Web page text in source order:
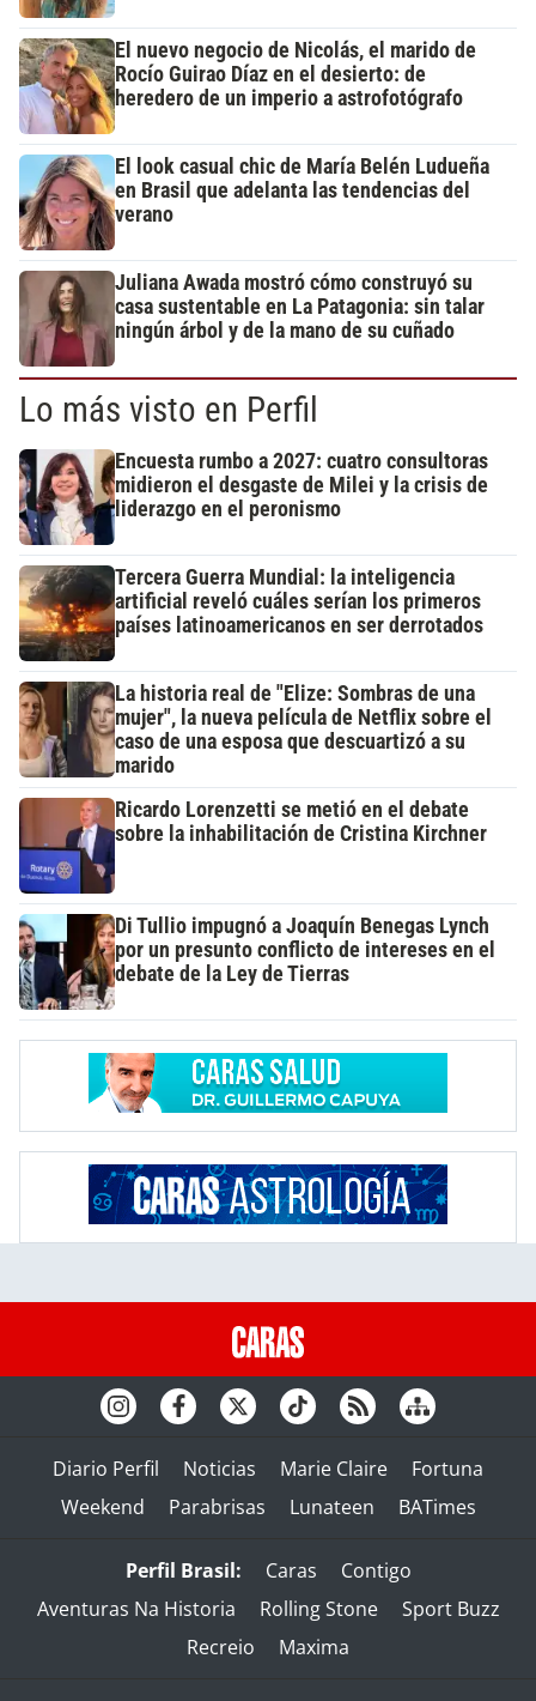
El nuevo negocio de Nicolás, el marido de
Rocío Guirao Díaz en el desierto: de
heredero de un imperio a astrofotógrafo
El look casual chic de María Belén Ludueña
en Brasil que adelanta las tendencias del
verano
Juliana Awada mostró cómo construyó su
casa sustentable en La Patagonia: sin talar
ningún árbol y de la mano de su cuñado
Lo más visto en Perfil
Encuesta rumbo a 2027: cuatro consultoras
midieron el desgaste de Milei y la crisis de
liderazgo en el peronismo
Tercera Guerra Mundial: la inteligencia
artificial reveló cuáles serían los primeros
países latinoamericanos en ser derrotados
La historia real de "Elize: Sombras de una
mujer", la nueva película de Netflix sobre el
caso de una esposa que descuartizó a su
marido
Ricardo Lorenzetti se metió en el debate
sobre la inhabilitación de Cristina Kirchner
Di Tullio impugnó a Joaquín Benegas Lynch
por un presunto conflicto de intereses en el
debate de la Ley de Tierras
Diario Perfil Noticias Marie Claire
Fortuna
Weekend
Parabrisas Lunateen BATimes
Perfil Brasil: Caras
Contigo
Aventuras Na Historia
Rolling Stone
Sport Buzz
Recreio
Maxima